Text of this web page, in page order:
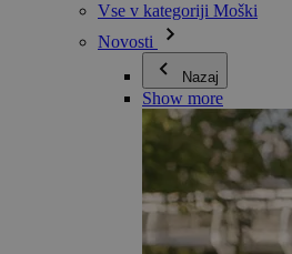
Vse v kategoriji Moški
Novosti
Nazaj
Show more